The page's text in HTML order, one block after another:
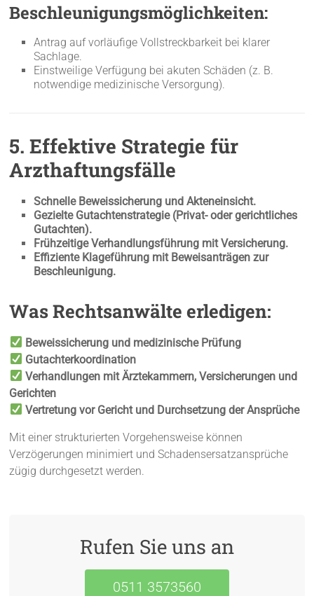
Beschleunigungsmöglichkeiten:
Antrag auf vorläufige Vollstreckbarkeit bei klarer
Sachlage.
Einstweilige Verfügung bei akuten Schäden (z. B.
notwendige medizinische Versorgung).
5. Effektive Strategie für
Arzthaftungsfälle
Schnelle Beweissicherung und Akteneinsicht.
Gezielte Gutachtenstrategie (Privat- oder gerichtliches
Gutachten).
Frühzeitige Verhandlungsführung mit Versicherung.
Effiziente Klageführung mit Beweisanträgen zur
Beschleunigung.
Was Rechtsanwälte erledigen:
Beweissicherung und medizinische Prüfung
Gutachterkoordination
Verhandlungen mit Ärztekammern, Versicherungen und
Gerichten
Vertretung vor Gericht und Durchsetzung der Ansprüche
Mit einer strukturierten Vorgehensweise können
Verzögerungen minimiert und Schadensersatzansprüche
zügig durchgesetzt werden.
Rufen Sie uns an
0511 3573560